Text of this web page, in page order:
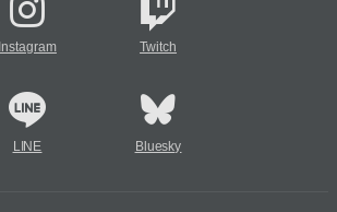
Instagram Twitch
LINE Bluesky